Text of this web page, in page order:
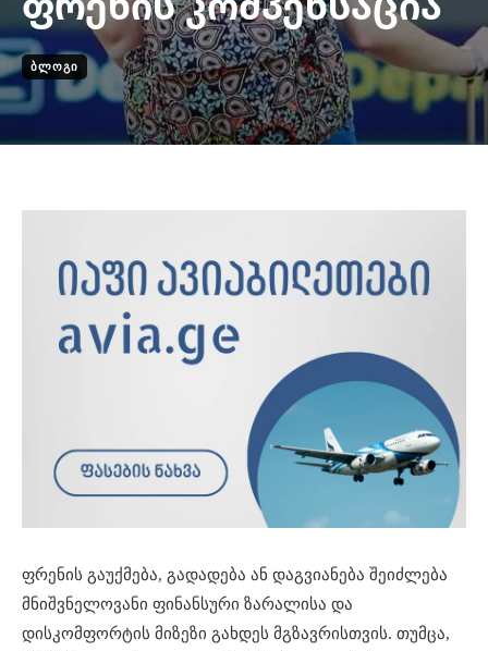
ᲑᲚᲝᲒᲘ
ფრენის გაუქმება, გადადება ან დაგვიანება შეიძლება
მნიშვნელოვანი ფინანსური ზარალისა და
დისკომფორტის მიზეზი გახდეს მგზავრისთვის. თუმცა,